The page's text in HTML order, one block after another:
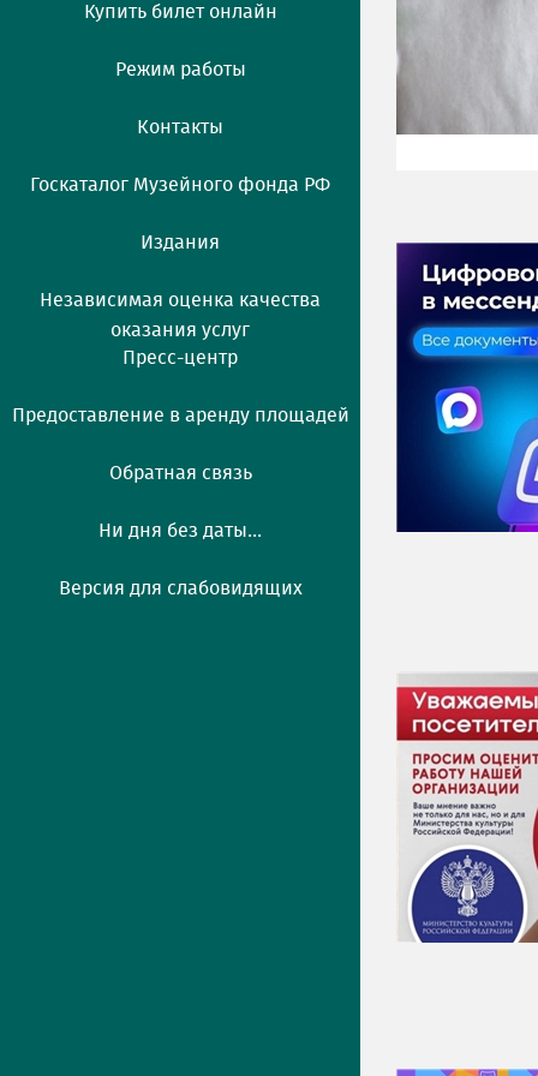
Купить билет онлайн
Режим работы
Контакты
Госкаталог Музейного фонда РФ
Издания
Независимая оценка качества
оказания услуг
Пресс-центр
Предоставление в аренду площадей
Обратная связь
Ни дня без даты...
Версия для слабовидящих